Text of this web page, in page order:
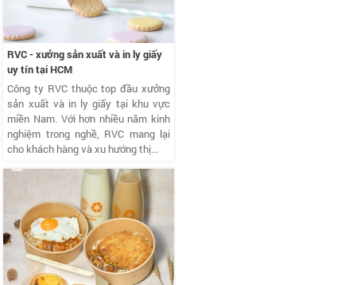
RVC - xưởng sản xuất và in ly giấy
uy tín tại HCM
Công ty RVC thuộc top đầu xưởng
sản xuất và in ly giấy tại khu vực
miền Nam. Với hơn nhiều năm kinh
nghiệm trong nghề, RVC mang lại
cho khách hàng và xu hướng thị...